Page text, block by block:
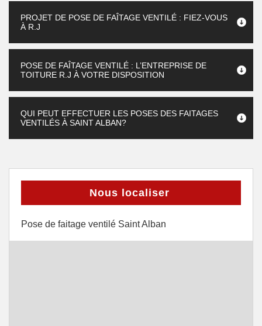
PROJET DE POSE DE FAÎTAGE VENTILÉ : FIEZ-VOUS
À R.J
POSE DE FAÎTAGE VENTILÉ : L’ENTREPRISE DE
TOITURE R.J À VOTRE DISPOSITION
QUI PEUT EFFECTUER LES POSES DES FAITAGES
VENTILÉS À SAINT ALBAN?
Nous localiser
Pose de faitage ventilé Saint Alban